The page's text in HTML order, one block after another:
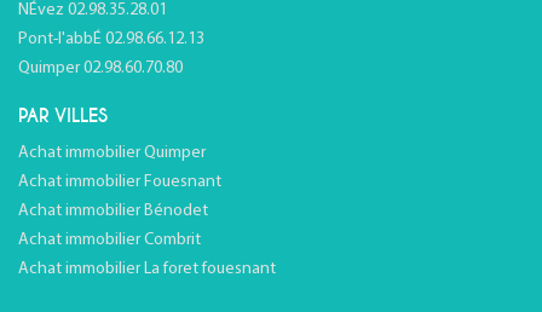
NÉvez 02.98.35.28.01
Pont-l'abbÉ 02.98.66.12.13
Quimper 02.98.60.70.80
PAR VILLES
Achat immobilier Quimper
Achat immobilier Fouesnant
Achat immobilier Bénodet
Achat immobilier Combrit
Achat immobilier La foret fouesnant